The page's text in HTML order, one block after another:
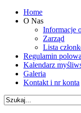
Home
O Nas
Informacje
Zarząd
Lista
Regulamin
Kalendarz
Galeria
Kontakt i nr konta